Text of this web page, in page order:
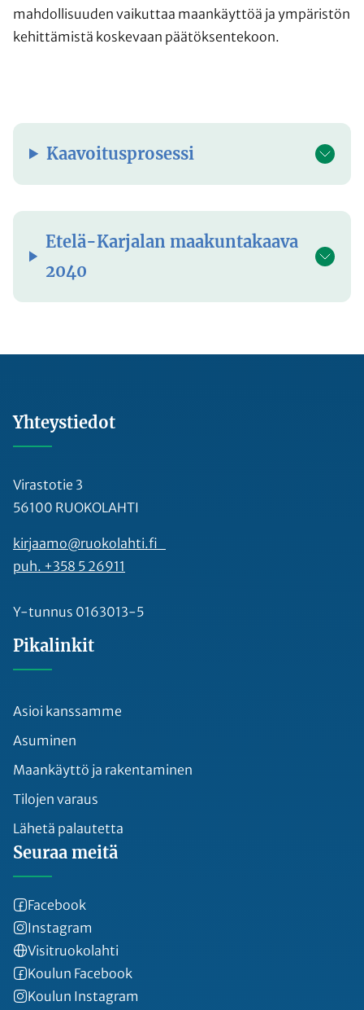
mahdollisuuden vaikuttaa maankäyttöä ja ympäristön
kehittämistä koskevaan päätöksentekoon.
Kaavoitusprosessi
Etelä-Karjalan maakuntakaava
2040
Yhteystiedot
Virastotie 3
56100 RUOKOLAHTI
kirjaamo@ruokolahti.fi
puh. +358 5 26911
Y-tunnus 0163013-5
Pikalinkit
Asioi kanssamme
Asuminen
Maankäyttö ja rakentaminen
Tilojen varaus
Lähetä palautetta
Seuraa meitä
Facebook
Instagram
Visitruokolahti
Koulun Facebook
Koulun Instagram